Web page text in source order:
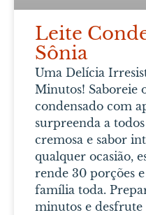
Leite
Sônia
Uma Delícia
Minutos! Saboreie
condensado com
surpreenda a
cremosa e sabor
qualquer ocasião,
rende 30 porções
família toda.
minutos e